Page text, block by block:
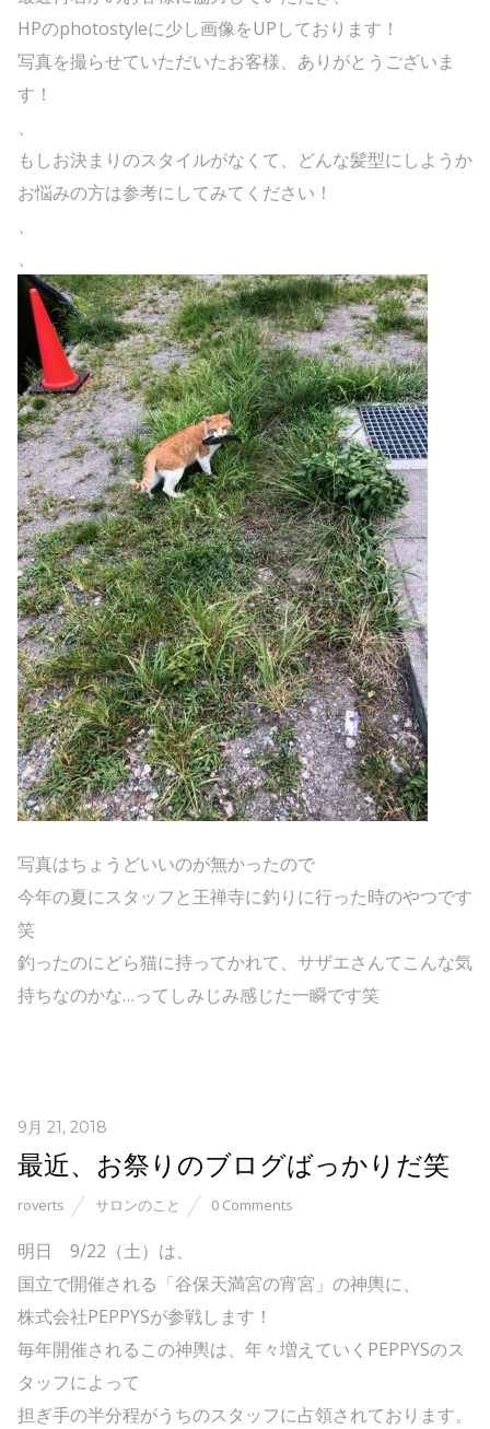
HPのphotostyleに少し画像をUPしております！
写真を撮らせていただいたお客様、ありがとうございま
す！
、
もしお決まりのスタイルがなくて、どんな髪型にしようか
お悩みの方は参考にしてみてください！
、
、
写真はちょうどいいのが無かったので
今年の夏にスタッフと王禅寺に釣りに行った時のやつです
笑
釣ったのにどら猫に持ってかれて、サザエさんてこんな気
持ちなのかな…ってしみじみ感じた一瞬です笑
9月 21, 2018
最近、お祭りのブログばっかりだ笑
roverts サロンのこと 0 Comments
明日 9/22（土）は、
国立で開催される「谷保天満宮の宵宮」の神輿に、
株式会社PEPPYSが参戦します！
毎年開催されるこの神輿は、年々増えていくPEPPYSのス
タッフによって
担ぎ手の半分程がうちのスタッフに占領されております。